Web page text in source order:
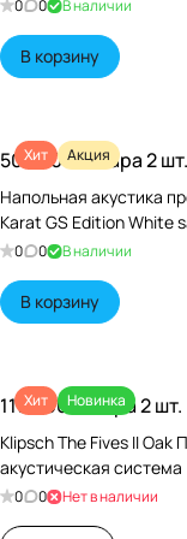
0 0 В наличии
В корзину
Хит Акция
500 000 ₽/Пара 2 шт.
Напольная акустика
Karat GS Edition White
0 0 В наличии
В корзину
Хит Новинка
119 990 ₽/Пара 2 шт.
Klipsch The Fives II Oak
акустическая система
0 0 Нет в наличии